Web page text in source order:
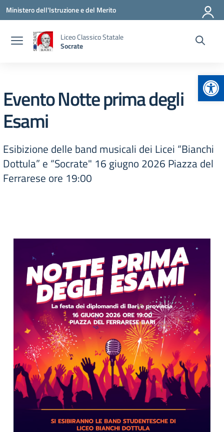
Vai ai contenuti
Vai al menu di navigazione
Vai al footer
Ministero dell'Istruzione e del Merito
Liceo Classico Statale
Socrate
Evento Notte prima degli
Esami
Esibizione delle band musicali dei Licei “Bianchi
Dottula” e “Socrate" 16 giugno 2026 Piazza del
Ferrarese ore 19:00